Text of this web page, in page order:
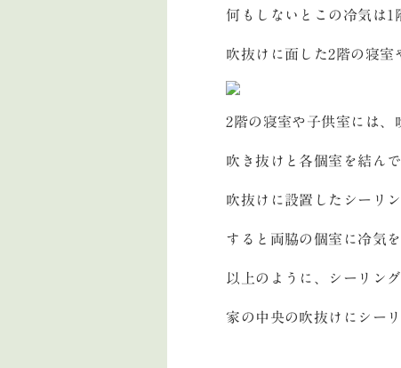
何もしないとこの冷気は1
吹抜けに面した2階の寝室
2階の寝室や子供室には、
吹き抜けと各個室を結ん
吹抜けに設置したシーリ
すると両脇の個室に冷気
以上のように、シーリン
家の中央の吹抜けにシー